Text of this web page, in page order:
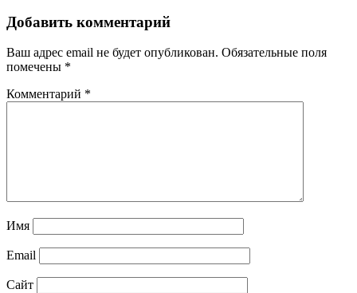
Добавить комментарий
Ваш адрес email не будет опубликован. Обязательные поля
помечены *
Комментарий *
Имя
Email
Сайт